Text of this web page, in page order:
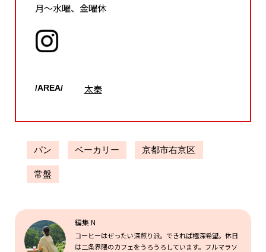
月～水曜、金曜休
/AREA/ 太秦
パン ベーカリー 京都市右京区
常盤
編集 N
コーヒーはぜったい深煎り派。できれば極深希望。休日
は二条界隈のカフェをうろうろしています。フルマラソ